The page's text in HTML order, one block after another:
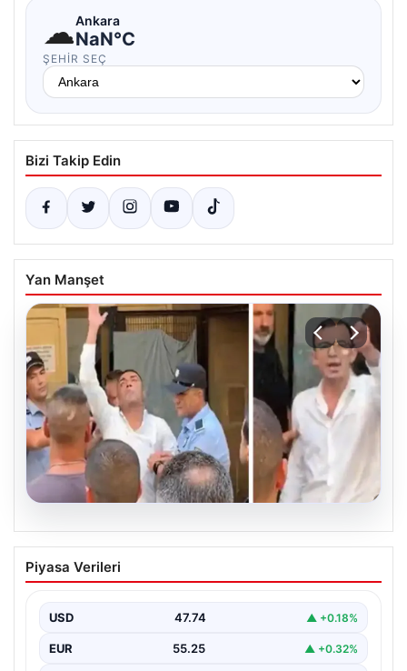
☁Ankara
NaN°C
ŞEHIR SEÇ
Bizi Takip Edin
Yan Manşet
07.08.2026
KKTC’de toplu cinsel saldırı davasında 5
sanığa toplam 55 yıl hapis
gerçekleşen toplu cinsel saldırı ve bu saldırının…
Piyasa Verileri
USD 47.74 ▲ +0.18%
EUR 55.25 ▲ +0.32%